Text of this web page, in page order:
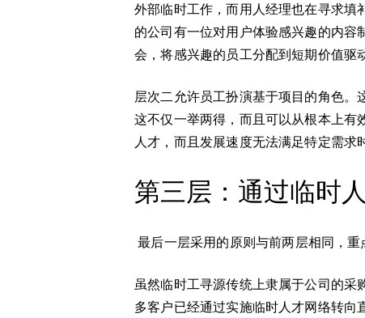
外部临时工作，而用人经理也在寻求填
的公司有一位对用户体验感兴趣的内
会，将感兴趣的员工分配到短期价值驱
层次二允许员工扮演基于项目的角色。
这不仅一举两得，而且可以从根本上有
人才，而且发展速度无法满足特定需求
第三层：通过临时
最后一层采用的原则与前两层相同，重
虽然临时工寻源传统上隶属于公司的采
多客户已经通过实施临时人才网络转